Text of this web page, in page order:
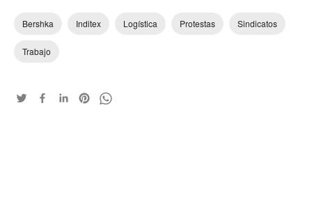
Bershka Inditex Logística Protestas Sindicatos
Trabajo